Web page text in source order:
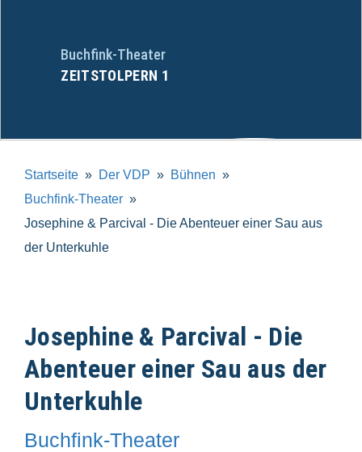
Buchfink-Theater
ZEITSTOLPERN 1
Startseite Der VDP
Bühnen
Buchfink-Theater
Josephine & Parcival - Die Abenteuer einer Sau aus
der Unterkuhle
Josephine & Parcival - Die
Abenteuer einer Sau aus der
Unterkuhle
Buchfink-Theater